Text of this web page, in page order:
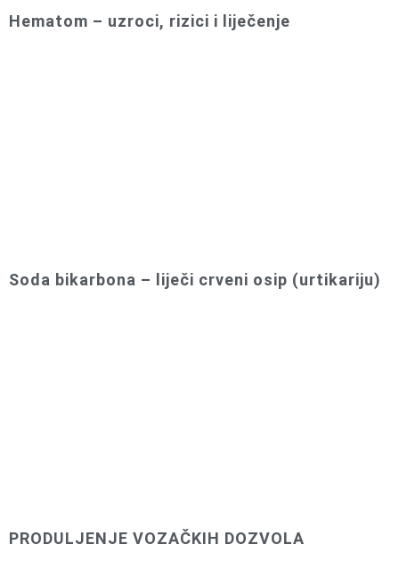
Hematom – uzroci, rizici i liječenje
Soda bikarbona – liječi crveni osip (urtikariju)
PRODULJENJE VOZAČKIH DOZVOLA